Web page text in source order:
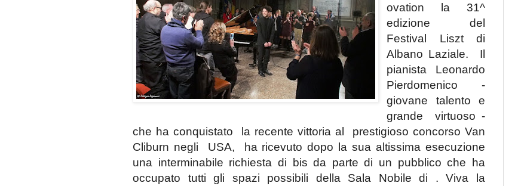
ovation la 31^
edizione del
Festival Liszt di
Albano Laziale. Il
pianista Leonardo
Pierdomenico -
giovane talento e
grande virtuoso -
che ha conquistato la recente vittoria al prestigioso concorso Van
Cliburn negli USA, ha ricevuto dopo la sua altissima esecuzione
una interminabile richiesta di bis da parte di un pubblico che ha
occupato tutti gli spazi possibili della Sala Nobile di . Viva la